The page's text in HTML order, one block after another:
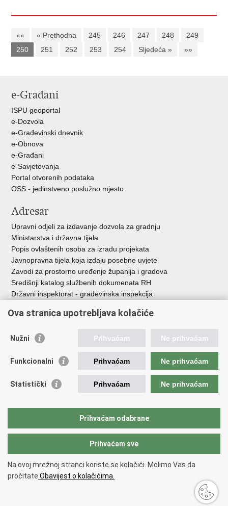
«« « Prethodna 245 246 247 248
249
250
251 252 253 254 Sljedeća » »»
e-Građani
ISPU geoportal
e-Dozvola
e-Građevinski dnevnik
e-Obnova
e-Građani
e-Savjetovanja
Portal otvorenih podataka
OSS - jedinstveno poslužno mjesto
Adresar
Upravni odjeli za izdavanje dozvola za gradnju
Ministarstva i državna tijela
Popis ovlaštenih osoba za izradu projekata
Javnopravna tijela koja izdaju posebne uvjete
Zavodi za prostorno uređenje županija i gradova
Središnji katalog službenih dokumenata RH
Državni inspektorat - građevinska inspekcija
Vlada Republike Hrvatske
Agencija za pravni promet i posredovanje nekretninama
Fond za zaštitu okoliša i energetsku učinkovitost
Državne nekretnine d.o.o.
Copyright © 2026 Ministarstvo prostornoga uređenja, graditeljstva i
državne imovine.
Uvjeti korištenja.Izjava o pristupačnosti
Ova stranica upotrebljava kolačiće
Nužni Prihvaćam Ne prihvaćam
Funkcionalni Prihvaćam Ne prihvaćam
Statistički Prihvaćam Ne prihvaćam
Prihvaćam odabrane
Prihvaćam sve
Na ovoj mrežnoj stranci koriste se kolačići. Molimo Vas da
pročitate Obavijest o kolačićima.